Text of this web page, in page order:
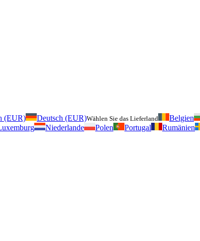
(EUR) Deutsch (EUR)Wählen Sie das Lieferland Belgien
Niederlande Polen Portugal Rumänien